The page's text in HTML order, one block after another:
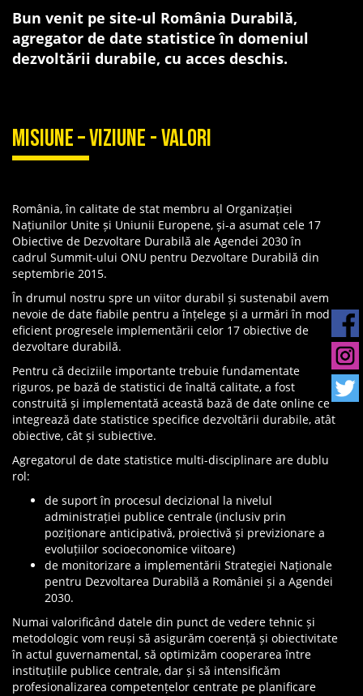
Bun venit pe site-ul România Durabilă,
agregator de date statistice în domeniul
dezvoltării durabile, cu acces deschis.
Misiune – Viziune - Valori
România, în calitate de stat membru al Organizației
Națiunilor Unite și Uniunii Europene, și-a asumat cele 17
Obiective de Dezvoltare Durabilă ale Agendei 2030 în
cadrul Summit-ului ONU pentru Dezvoltare Durabilă din
septembrie 2015.
În drumul nostru spre un viitor durabil și sustenabil avem
nevoie de date fiabile pentru a înțelege și a urmări în mod
eficient progresele implementării celor 17 obiective de
dezvoltare durabilă.
Pentru că deciziile importante trebuie fundamentate
riguros, pe bază de statistici de înaltă calitate, a fost
construită și implementată această bază de date online ce
integrează date statistice specifice dezvoltării durabile, atât
obiective, cât și subiective.
Agregatorul de date statistice multi-disciplinare are dublu
rol:
de suport în procesul decizional la nivelul
administrației publice centrale (inclusiv prin
poziționare anticipativă, proiectivă și previzionare a
evoluțiilor socioeconomice viitoare)
de monitorizare a implementării Strategiei Naționale
pentru Dezvoltarea Durabilă a României și a Agendei
2030.
Numai valorificând datele din punct de vedere tehnic și
metodologic vom reuși să asigurăm coerență și obiectivitate
în actul guvernamental, să optimizăm cooperarea între
instituțiile publice centrale, dar și să intensificăm
profesionalizarea competențelor centrate pe planificare